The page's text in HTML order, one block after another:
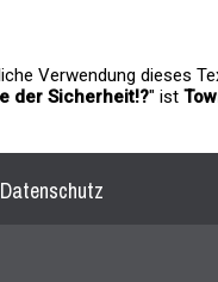
Verwendung dieses
der Sicherheit!?" ist
Datenschutz